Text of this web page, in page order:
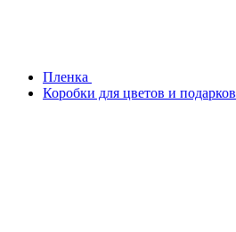
Плeнка
Коробки для цветов и подарков